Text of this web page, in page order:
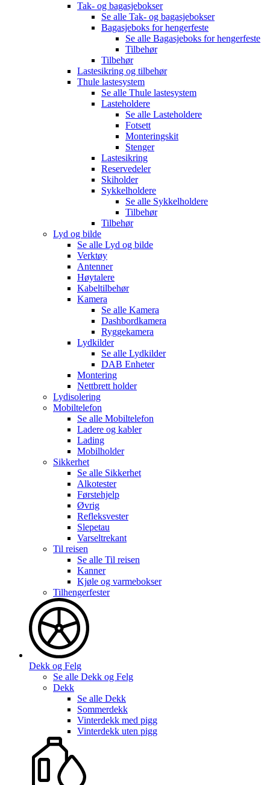
Tak- og bagasjebokser
Se alle Tak- og bagasjebokser
Bagasjeboks for hengerfeste
Se alle Bagasjeboks for hengerfeste
Tilbehør
Tilbehør
Lastesikring og tilbehør
Thule lastesystem
Se alle Thule lastesystem
Lasteholdere
Se alle Lasteholdere
Fotsett
Monteringskit
Stenger
Lastesikring
Reservedeler
Skiholder
Sykkelholdere
Se alle Sykkelholdere
Tilbehør
Tilbehør
Lyd og bilde
Se alle Lyd og bilde
Verktøy
Antenner
Høytalere
Kabeltilbehør
Kamera
Se alle Kamera
Dashbordkamera
Ryggekamera
Lydkilder
Se alle Lydkilder
DAB Enheter
Montering
Nettbrett holder
Lydisolering
Mobiltelefon
Se alle Mobiltelefon
Ladere og kabler
Lading
Mobilholder
Sikkerhet
Se alle Sikkerhet
Alkotester
Førstehjelp
Øvrig
Refleksvester
Slepetau
Varseltrekant
Til reisen
Se alle Til reisen
Kanner
Kjøle og varmebokser
Tilhengerfester
Dekk og Felg
Se alle Dekk og Felg
Dekk
Se alle Dekk
Sommerdekk
Vinterdekk med pigg
Vinterdekk uten pigg